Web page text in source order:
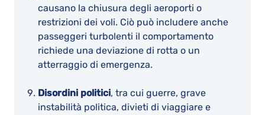
causano la chiusura degli aeroporti o
restrizioni dei voli. Ciò può includere anche
passeggeri turbolenti il comportamento
richiede una deviazione di rotta o un
atterraggio di emergenza.
Disordini politici, tra cui guerre, grave
instabilità politica, divieti di viaggiare e